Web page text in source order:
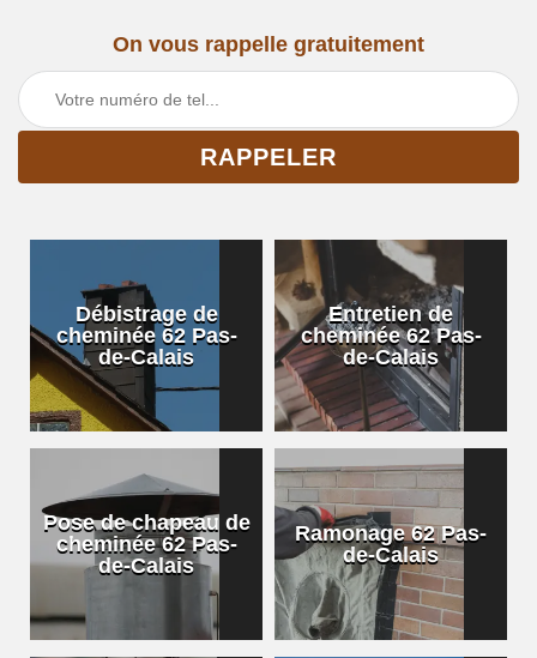
On vous rappelle gratuitement
Débistrage de
cheminée 62 Pas-
de-Calais
Entretien de
cheminée 62 Pas-
de-Calais
Pose de chapeau de
cheminée 62 Pas-
de-Calais
Ramonage 62 Pas-
de-Calais